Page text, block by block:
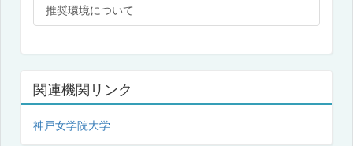
推奨環境について
関連機関リンク
神戸女学院大学